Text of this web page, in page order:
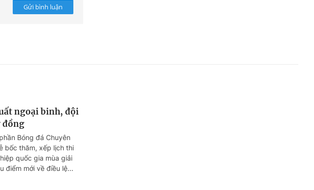
Gửi bình luận
ngoại binh, đội
đồng
Bóng đá Chuyên
bốc thăm, xếp lịch thi
quốc gia mùa giải
điểm mới về điều lệ...